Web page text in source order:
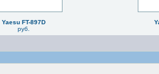
Yaesu FT-897D
руб.